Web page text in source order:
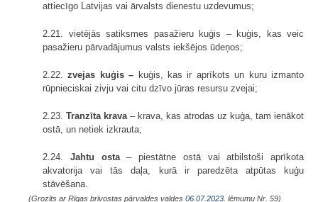
attiecīgo Latvijas vai ārvalsts dienestu uzdevumus;
2.21. vietējās satiksmes pasažieru kuģis – kuģis, kas veic
pasažieru pārvadājumus valsts iekšējos ūdeņos;
2.22.zvejas kuģis – kuģis, kas ir aprīkots un kuru izmanto
rūpnieciskai zivju vai citu dzīvo jūras resursu zvejai;
2.23. Tranzīta krava– krava, kas atrodas uz kuģa, tam ienākot
ostā, un netiek izkrauta;
2.24. Jahtu osta– piestātne ostā vai atbilstoši aprīkota
akvatorija vai tās daļa, kurā ir paredzēta atpūtas kuģu
stāvēšana.
(Grozīts ar Rīgas brīvostas pārvaldes valdes 06.07.2023. lēmumu Nr. 59)